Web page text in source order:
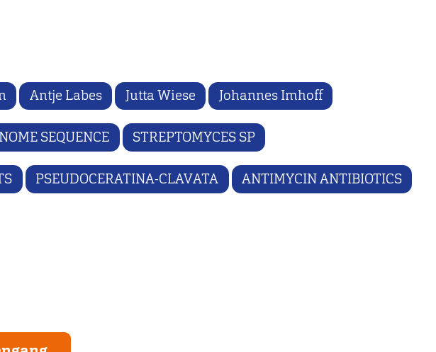
Antje Labes Jutta Wiese Johannes Imhoff
SEQUENCE STREPTOMYCES SP
PSEUDOCERATINA-CLAVATA ANTIMYCIN ANTIBIOTICS